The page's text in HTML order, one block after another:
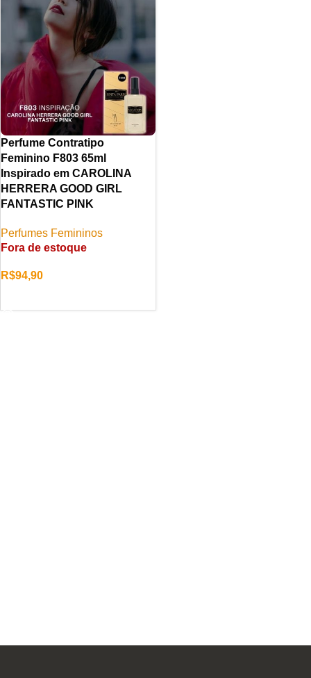
Perfume Contratipo
Feminino F803 65ml
Inspirado em CAROLINA
HERRERA GOOD GIRL
FANTASTIC PINK
Perfumes Femininos
Fora de estoque
R$94,90